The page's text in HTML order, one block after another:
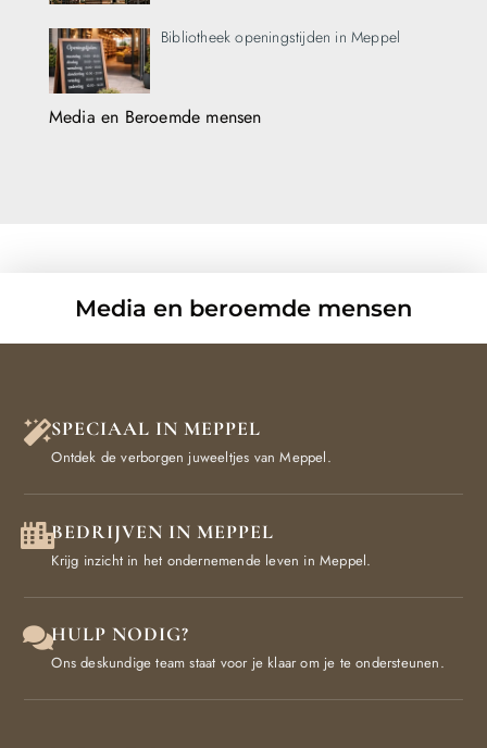
Bibliotheek openingstijden in Meppel
Media en Beroemde mensen
Media en beroemde mensen
SPECIAAL IN MEPPEL
Ontdek de verborgen juweeltjes van Meppel.
BEDRIJVEN IN MEPPEL
Krijg inzicht in het ondernemende leven in Meppel.
HULP NODIG?
Ons deskundige team staat voor je klaar om je te ondersteunen.